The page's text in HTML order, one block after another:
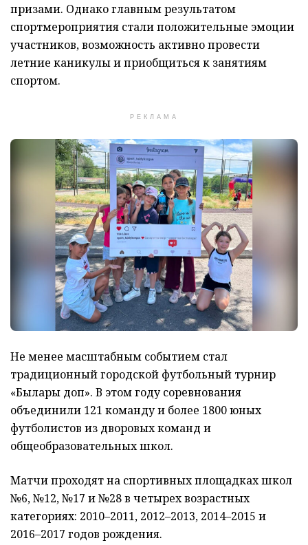
призами. Однако главным результатом
спортмероприятия стали положительные эмоции
участников, возможность активно провести
летние каникулы и приобщиться к занятиям
спортом.
РЕКЛАМА
Не менее масштабным событием стал
традиционный городской футбольный турнир
«Былғары доп». В этом году соревнования
объединили 121 команду и более 1800 юных
футболистов из дворовых команд и
общеобразовательных школ.
Матчи проходят на спортивных площадках школ
№6, №12, №17 и №28 в четырех возрастных
категориях: 2010–2011, 2012–2013, 2014–2015 и
2016–2017 годов рождения.